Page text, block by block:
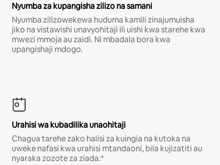
Nyumba za kupangisha zilizo na samani
Nyumba zilizowekewa huduma kamili zinajumuisha
jiko na vistawishi unavyohitaji ili uishi kwa starehe kwa
mwezi mmoja au zaidi. Ni mbadala bora kwa
upangishaji mdogo.
Urahisi wa kubadilika unaohitaji
Chagua tarehe zako halisi za kuingia na kutoka na
uweke nafasi kwa urahisi mtandaoni, bila kujizatiti au
nyaraka zozote za ziada.*